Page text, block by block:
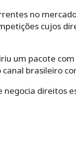
no
cujos
um pacote
brasileiro
direitos